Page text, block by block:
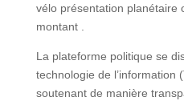
vélo présentation planétaire
montant .
La plateforme politique se
technologie de l’information
soutenant de manière